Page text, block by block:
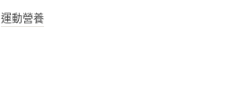
運動營養